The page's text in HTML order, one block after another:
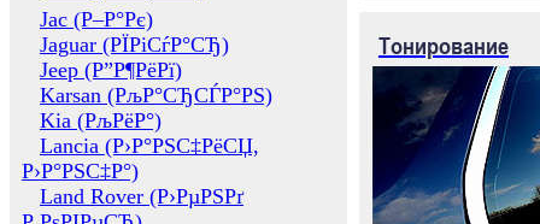
Jac (Р–Р°Рє)
Jaguar (РЇРіСѓР°СЂ)
Jeep (Р”Р¶РёРї)
Karsan (РљР°СЂСЃР°РЅ)
Kia (РљРёР°)
Lancia (Р›Р°РЅС‡РёСЏ,
Р›Р°РЅС‡Р°)
Land Rover (Р›РµРЅРґ
Тонирование